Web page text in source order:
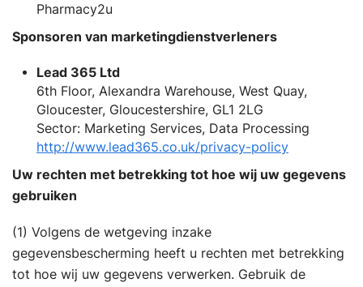
Pharmacy2u
Sponsoren van marketingdienstverleners
Lead 365 Ltd
6th Floor, Alexandra Warehouse, West Quay,
Gloucester, Gloucestershire, GL1 2LG
Sector: Marketing Services, Data Processing
http://www.lead365.co.uk/privacy-policy
Uw rechten met betrekking tot hoe wij uw gegevens
gebruiken
(1) Volgens de wetgeving inzake
gegevensbescherming heeft u rechten met betrekking
tot hoe wij uw gegevens verwerken. Gebruik de